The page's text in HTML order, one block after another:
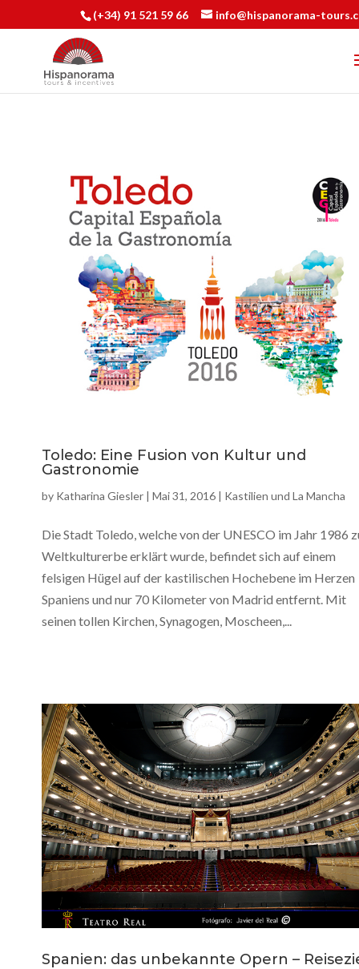
(+34) 91 521 59 66 info@hispanorama-
Toledo: Eine Fusion von Kultur und
Gastronomie
by Katharina Giesler | Mai 31, 2016 | Kastilien und La Mancha
Die Stadt Toledo, welche von der UNESCO im Jahr 1986
Weltkulturerbe erklärt wurde, befindet sich auf einem
felsigen Hügel auf der kastilischen Hochebene im Herzen
Spaniens und nur 70 Kilometer von Madrid entfernt. Mit
seinen tollen Kirchen, Synagogen, Moscheen,...
Spanien: das unbekannte Opern –